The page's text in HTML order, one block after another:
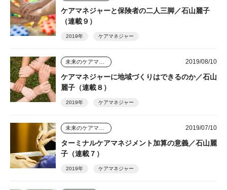
ケアマネジャーと保険者の二人三脚／石山麗子
（連載９）
2019年 ケアマネジャー
2019/08/10
ケアマネジャーに地域づくりはできるのか／石山
麗子（連載８）
2019年 ケアマネジャー
2019/07/10
ターミナルケアマネジメント加算の意義／石山麗
子（連載７）
2019年 ケアマネジャー